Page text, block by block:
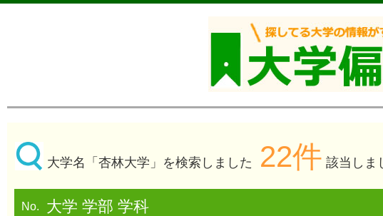
大学名「杏林大学」を検索しました 22件 該当しま
No. 大学 学部 学科